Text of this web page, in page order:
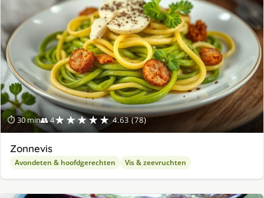
⏱ 30 min👥 4★★★★★ 4.63 (78)
Zonnevis
Avondeten & hoofdgerechten Vis & zeevruchten